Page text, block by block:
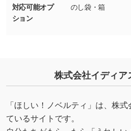
・デザインにQRコードを入
を生成してほしい
対応可能オプ
ション
のし袋・箱
株式会社イディア
「ほしい！ノベルティ」は、株
ているサイトです。